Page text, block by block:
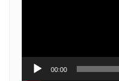
00:00